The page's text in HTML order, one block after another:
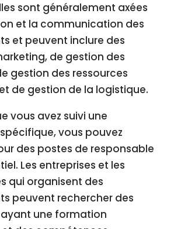
sont généralement axées
et la communication des
et peuvent inclure des
de gestion des
gestion des ressources
de gestion de la logistique.
vous avez suivi une
vous pouvez
des postes de responsable
Les entreprises et les
qui organisent des
peuvent rechercher des
une formation